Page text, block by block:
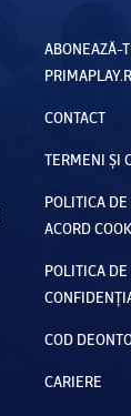
ABONEAZĂ-
CONTACT
TERMENI ȘI
POLITICA DE
ACORD
POLITICA DE
COD
CARIERE